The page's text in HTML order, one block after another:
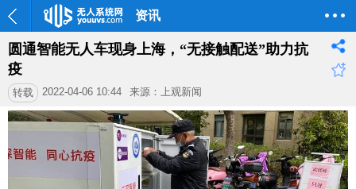
资讯
圆通智能无人车现身上海，“无接触配送”助力抗
疫
转载 2022-04-06 10:44 来源：上观新闻